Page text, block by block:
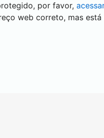
por favor,
web correto, mas